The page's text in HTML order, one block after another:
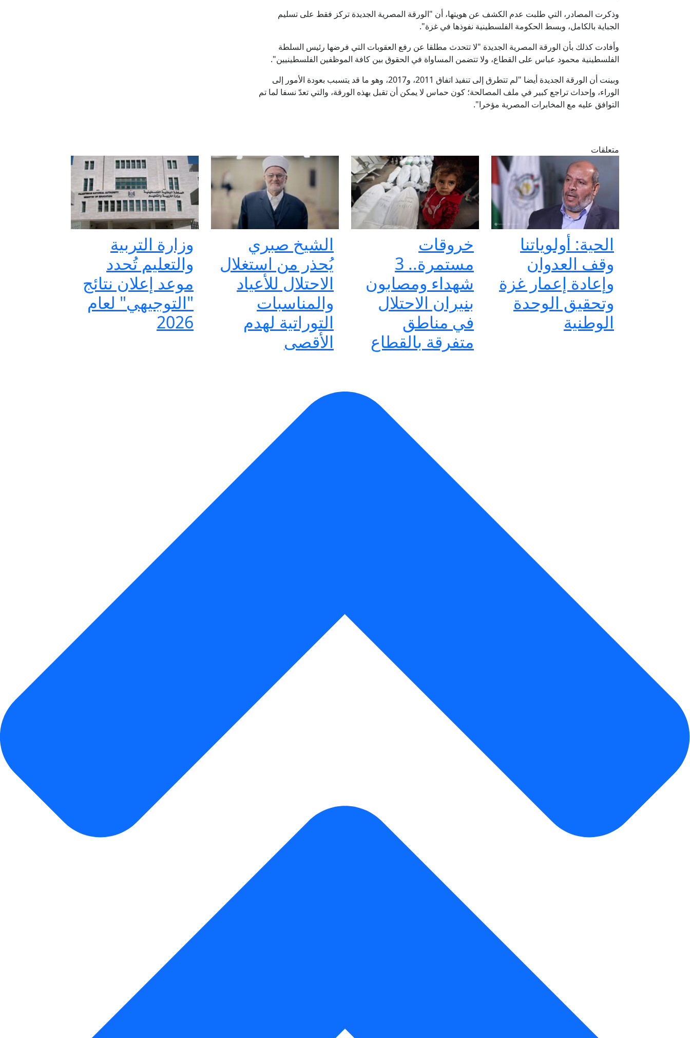
وذكرت المصادر، التي طلبت عدم الكشف عن هويتها، أن "الورقة المصرية الجديدة تركز فقط على تسليم
الجباية بالكامل، وبسط الحكومة الفلسطينية نفوذها في غزة".
وأفادت كذلك بأن الورقة المصرية الجديدة "لا تتحدث مطلقا عن رفع العقوبات التي فرضها رئيس السلطة
الفلسطينية محمود عباس على القطاع، ولا تتضمن المساواة في الحقوق بين كافة الموظفين الفلسطينيين".
وبينت أن الورقة الجديدة أيضا "لم تتطرق إلى تنفيذ اتفاق 2011، و2017، وهو ما قد يتسبب بعودة الأمور إلى
الوراء، وإحداث تراجع كبير في ملف المصالحة؛ كون حماس لا يمكن أن تقبل بهذه الورقة، والتي تعدّ نسفا لما تم
التوافق عليه مع المخابرات المصرية مؤخرا".
متعلقات
الحية: أولوياتنا
وقف العدوان
وإعادة إعمار غزة
وتحقيق الوحدة
الوطنية
خروقات
مستمرة.. 3
شهداء ومصابون
بنيران الاحتلال
في مناطق
متفرقة بالقطاع
الشيخ صبري
يُحذر من استغلال
الاحتلال للأعياد
والمناسبات
التوراتية لهدم
الأقصى
وزارة التربية
والتعليم تُحدد
موعد إعلان نتائج
"التوجيهي" لعام
2026